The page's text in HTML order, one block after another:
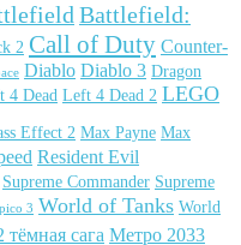
Battlefield:
2 Call of Duty Counter-
Diablo Diablo 3 Dragon
4 Dead Left 4 Dead 2 LEGO
Effect 2 Max Payne Max
Resident Evil
Supreme Commander Supreme
3 World of Tanks World
тёмная сага Метро 2033